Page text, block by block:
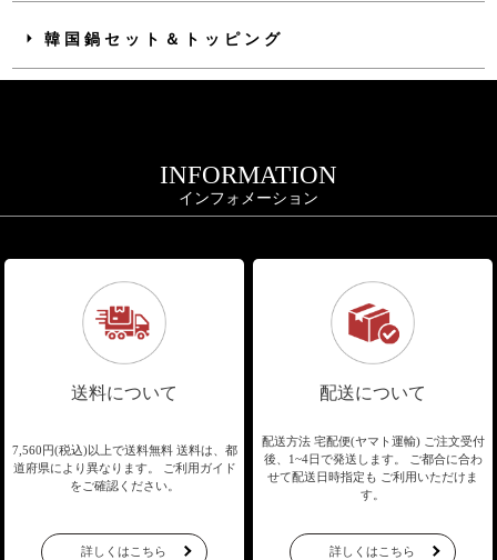
韓国鍋セット＆トッピング
INFORMATION
インフォメーション
送料について
7,560円(税込)以上で送料無料送料は、都
道府県により異なります。
ご利用ガイド
をご確認ください。
詳しくはこちら
配送について
配送方法 宅配便(ヤマト運輸) ご注文受付
後、1~4日で発送します。
ご都合に合わ
せて配送日時指定も ご利用いただけま
す。
詳しくはこちら